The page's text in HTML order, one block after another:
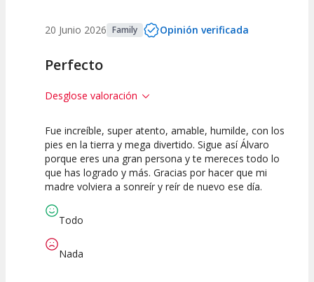
20 Junio 2026 Family Opinión verificada
Perfecto
Desglose valoración
10
Calidad del
Espectáculo
10
Puesta en
Escena
10
Interpretación
artística
Fue increíble, super atento, amable, humilde, con los
pies en la tierra y mega divertido. Sigue así Álvaro
porque eres una gran persona y te mereces todo lo
que has logrado y más. Gracias por hacer que mi
madre volviera a sonreír y reír de nuevo ese día.
Todo
Nada